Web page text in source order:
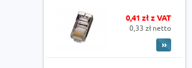
0,41 zł z VAT
0,33 zł netto